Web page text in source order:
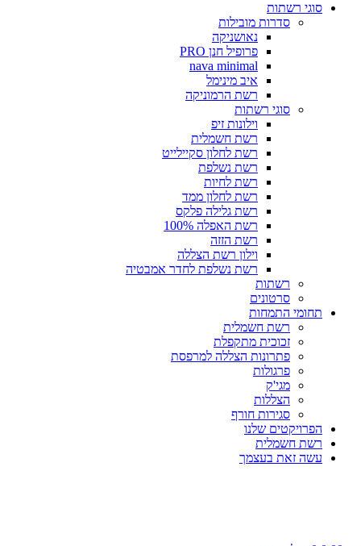
סוגי רשתות
סדרות מובילות
נאושניקה
פרופיל חנן PRO
nava minimal
איב מינימל
רשת הרמוניקה
סוגי רשתות
וילונות זיפ
רשת חשמלית
רשת לחלון סקיילייט
רשת נשלפת
רשת לחיות
רשת לחלון ממד
רשת גלילה פלקס
רשת האפלה 100%
רשת הזזה
וילון רשת הצללה
רשת נשלפת לחדר אמבטיה
רשתות
סרטונים
תחומי התמחות
רשת חשמלית
זכוכית מתקפלת
פתרונות הצללה למרפסת
פרגולות
מגי'ק
הצללות
סגירות חורף
הפרויקטים שלנו
רשת חשמלית
עשה זאת בעצמך